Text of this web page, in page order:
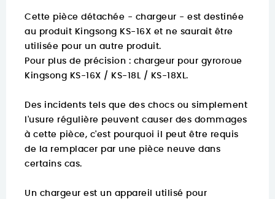
Cette pièce détachée - chargeur - est destinée
au produit Kingsong KS-16X et ne saurait être
utilisée pour un autre produit.
Pour plus de précision : chargeur pour gyroroue
Kingsong KS- 16X / KS-18L / KS-18XL.
Des incidents tels que des chocs ou simplement
l'usure régulière peuvent causer des dommages
à cette pièce, c'est pourquoi il peut être requis
de la remplacer par une pièce neuve dans
certains cas.
Un chargeur est un appareil utilisé pour